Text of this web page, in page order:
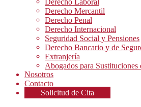
Derecho Mercantil
Derecho Penal
Derecho Internacional
Seguridad Social y Pensiones
Derecho Bancario y de
Extranjería
Abogados para Sustituciones
Nosotros
Contacto
Solicitud de Cita